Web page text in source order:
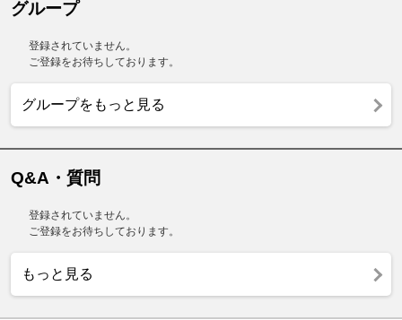
グループ
登録されていません。
ご登録をお待ちしております。
グループをもっと見る
Q&A・質問
登録されていません。
ご登録をお待ちしております。
もっと見る